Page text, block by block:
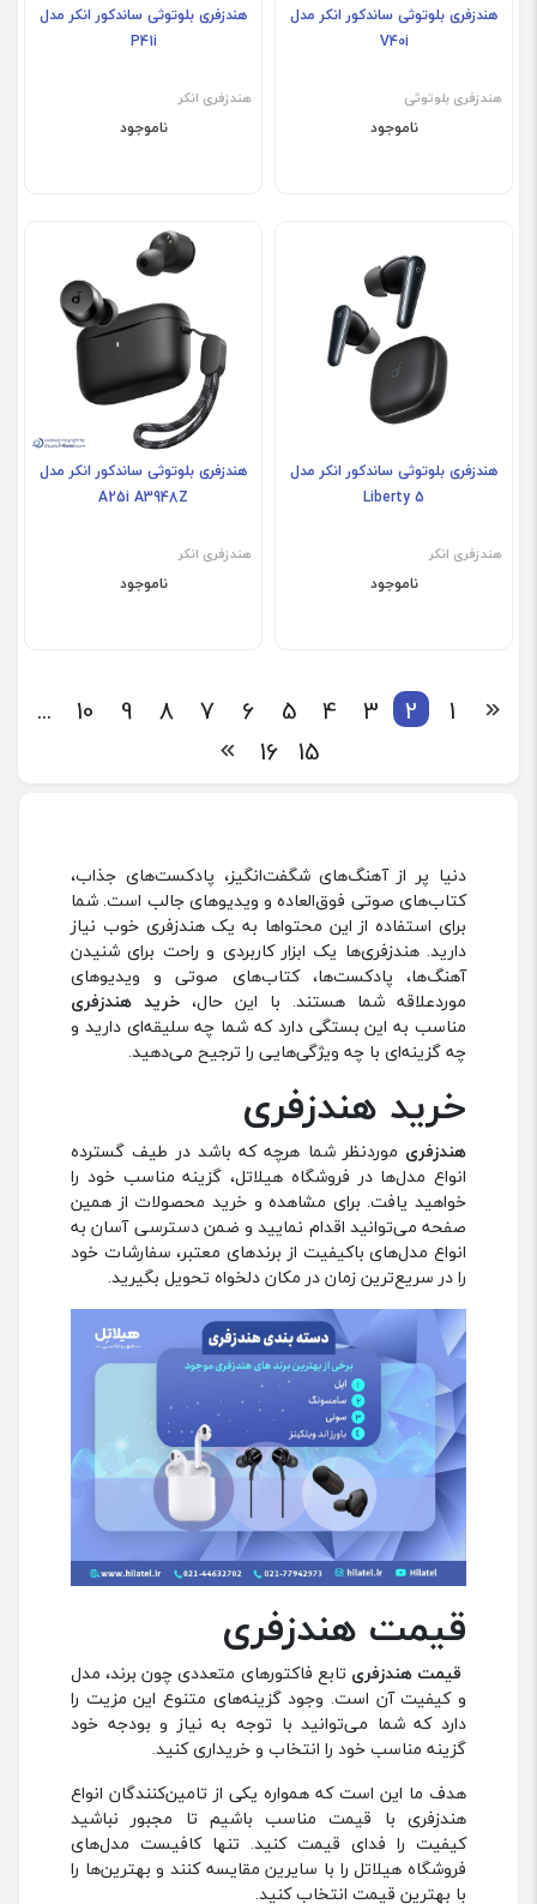
هندزفری بلوتوثی ساندکور انکر مدل
V40i
هندزفری بلوتوثی
ناموجود
هندزفری بلوتوثی ساندکور انکر مدل
P41i
هندزفری انکر
ناموجود
هندزفری بلوتوثی ساندکور انکر مدل
Liberty 5
هندزفری انکر
ناموجود
هندزفری بلوتوثی ساندکور انکر مدل
A25i A3948Z
هندزفری انکر
ناموجود
1
2
3
4
5
6
7
8
9
10
...
15
16
دنیا پر از آهنگ‌های شگفت‌انگیز، پادکست‌های جذاب،
کتاب‌های صوتی فوق‌العاده و ویدیوهای جالب است. شما
برای استفاده از این محتواها به یک هندزفری خوب نیاز
دارید. هندزفری‌ها یک ابزار کاربردی و راحت برای شنیدن
آهنگ‌ها، پادکست‌ها، کتاب‌های صوتی و ویدیوهای
مورد‌علاقه شما هستند. با این حال، خرید هندزفری
مناسب به این بستگی دارد که شما چه سلیقه‌ای دارید و
چه گزینه‌ای با چه ویژگی‌هایی را ترجیح می‌دهید.
خرید هندزفری
هندزفری موردنظر شما هرچه که باشد در طیف گسترده
انواع مدل‌ها در فروشگاه هیلاتل، گزینه مناسب خود را
خواهید یافت. برای مشاهده و خرید محصولات از همین
صفحه می‌توانید اقدام نمایید و ضمن دسترسی آسان به
انواع مدل‌های باکیفیت از برندهای معتبر، سفارشات خود
را در سریع‌ترین زمان در مکان دلخواه‌ تحویل بگیرید.
قیمت هندزفری
قیمت هندزفری تابع فاکتورهای متعددی چون برند، مدل
و کیفیت آن است. وجود گزینه‌های متنوع این مزیت را
دارد که شما می‌توانید با توجه به نیاز و بودجه خود
گزینه مناسب خود را انتخاب و خریداری کنید.
هدف ما این است که همواره یکی از تامین‌کنندگان انواع
هندزفری با قیمت مناسب باشیم تا مجبور نباشید
کیفیت را فدای قیمت کنید. تنها کافیست مدل‌های
فروشگاه هیلاتل را با سایرین مقایسه کنند و بهترین‌ها را
با بهترین قیمت انتخاب کنید.